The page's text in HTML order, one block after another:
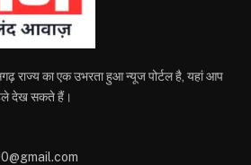
राज्य का एक उभरता हुआ न्यूज पोर्टल है, यहां आप
देख सकते हैं।